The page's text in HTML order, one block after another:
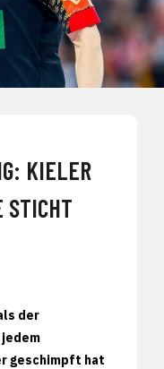
KIELER
STICHT
der
geschimpft hat